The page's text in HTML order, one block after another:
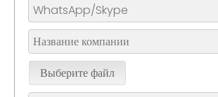
Выберите файл